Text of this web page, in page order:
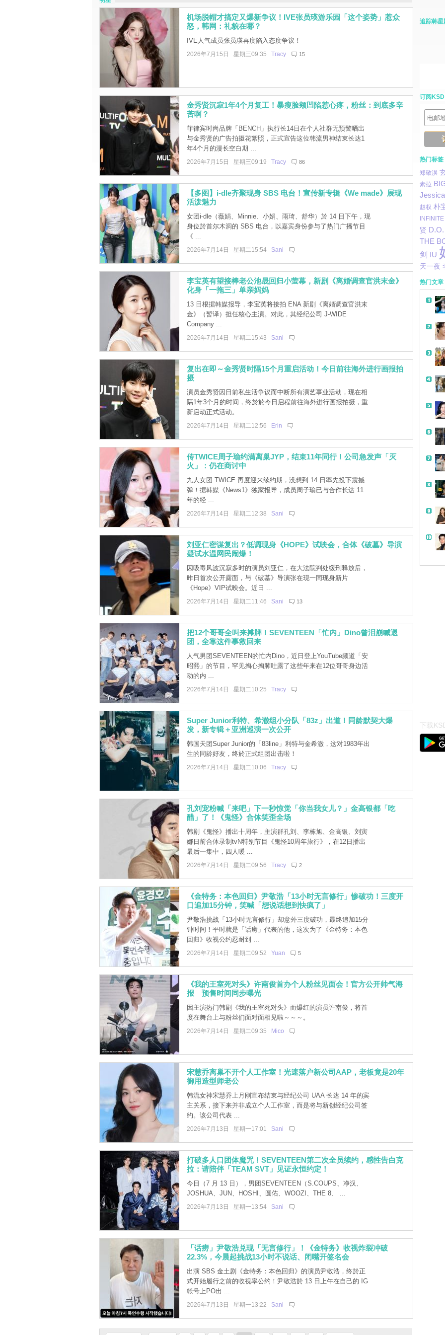
机场脱帽才搞定又爆新争议！IVE张员瑛游乐园「这个姿势」惹众
怒，韩网：礼貌在哪？
IVE人气成员张员瑛再度陷入态度争议！
2026年7月15日 星期三09:35 Tracy 15
金秀贤沉寂1年4个月复工！暴瘦脸颊凹陷惹心疼，粉丝：到底多辛
苦啊？
菲律宾时尚品牌「BENCH」执行长14日在个人社群无预警晒出
与金秀贤的广告拍摄花絮照，正式宣告这位韩流男神结束长达1
年4个月的漫长空白期 ...
2026年7月15日 星期三09:19 Tracy 86
【多图】i-dle齐聚现身 SBS 电台！宣传新专辑《We made》展现
活泼魅力
女团i-dle（薇娟、Minnie、小娟、雨琦、舒华）於 14 日下午，现
身位於首尔木洞的 SBS 电台，以嘉宾身份参与了热门广播节目
《 ...
2026年7月14日 星期二15:54 Sani
李宝英有望接棒老公池晟回归小萤幕，新剧《离婚调查官洪末金》
化身「一拖三」单亲妈妈
13 日根据韩媒报导，李宝英将接拍 ENA 新剧《离婚调查官洪末
金》（暂译）担任核心主演。对此，其经纪公司 J-WIDE
Company ...
2026年7月14日 星期二15:43 Sani
复出在即～金秀贤时隔15个月重启活动！今日前往海外进行画报拍
摄
演员金秀贤因日前私生活争议而中断所有演艺事业活动，现在相
隔1年3个月的时间，终於於今日启程前往海外进行画报拍摄，重
新启动正式活动。
2026年7月14日 星期二12:56 Erin
传TWICE周子瑜约满离巢JYP，结束11年同行！公司急发声「灭
火」：仍在商讨中
九人女团 TWICE 再度迎来续约期，没想到 14 日率先投下震撼
弹！据韩媒《News1》独家报导，成员周子瑜已与合作长达 11
年的经 ...
2026年7月14日 星期二12:38 Sani
刘亚仁密谋复出？低调现身《HOPE》试映会，合体《破墓》导演
疑试水温网民闹爆！
因吸毒风波沉寂多时的演员刘亚仁，在大法院判处缓刑释放后，
昨日首次公开露面，与《破墓》导演张在现一同现身新片
《Hope》VIP试映会。近日 ...
2026年7月14日 星期二11:46 Sani 13
把12个哥哥全叫来摊牌！SEVENTEEN「忙内」Dino曾泪崩喊退
团，全靠这件事救回来
人气男团SEVENTEEN的忙内Dino，近日登上YouTube频道「安
昭熙」的节目，罕见掏心掏肺吐露了这些年来在12位哥哥身边活
动的内 ...
2026年7月14日 星期二10:25 Tracy
Super Junior利特、希澈组小分队「83z」出道！同龄默契大爆
发，新专辑＋亚洲巡演一次公开
韩国天团Super Junior的「83line」利特与金希澈，这对1983年出
生的同龄好友，终於正式组团出击啦！
2026年7月14日 星期二10:06 Tracy
孔刘宠粉喊「来吧」下一秒惊觉「你当我女儿？」金高银都「吃
醋」了！《鬼怪》合体笑歪全场
韩剧《鬼怪》播出十周年，主演群孔刘、李栋旭、金高银、刘寅
娜日前合体录制tvN特别节目《鬼怪10周年旅行》，在12日播出
最后一集中，四人暖 ...
2026年7月14日 星期二09:56 Tracy 2
《金特务：本色回归》尹敬浩「13小时无言修行」惨破功！三度开
口追加15分钟，笑喊「想说话想到快疯了」
尹敬浩挑战「13小时无言修行」却意外三度破功，最终追加15分
钟时间！平时就是「话痨」代表的他，这次为了《金特务：本色
回归》收视公约忍耐到 ...
2026年7月14日 星期二09:52 Yuan 5
《我的王室死对头》许南俊首办个人粉丝见面会！官方公开帅气海
报 预售时间同步曝光
因主演热门韩剧《我的王室死对头》而爆红的演员许南俊，将首
度在舞台上与粉丝们面对面相见啦～～～。
2026年7月14日 星期二09:35 Mico
宋慧乔离巢不开个人工作室！光速落户新公司AAP，老板竟是20年
御用造型师老公
韩流女神宋慧乔上月刚宣布结束与经纪公司 UAA 长达 14 年的宾
主关系，接下来并非成立个人工作室，而是将与新创经纪公司签
约。该公司代表 ...
2026年7月13日 星期一17:01 Sani
打破多人口团体魔咒！SEVENTEEN第二次全员续约，感性告白克
拉：请陪伴「TEAM SVT」见证永恒约定！
今日（7 月 13 日），男团SEVENTEEN（S.COUPS、净汉、
JOSHUA、JUN、HOSHI、圆佑、WOOZI、THE 8、 ...
2026年7月13日 星期一13:54 Sani
「话痨」尹敬浩兑现「无言修行」！《金特务》收视炸裂冲破
22.3%，今晨起挑战13小时不说话、闭嘴开签名会
出演 SBS 金土剧《金特务：本色回归》的演员尹敬浩，终於正
式开始履行之前的收视率公约！尹敬浩於 13 日上午在自己的 IG
帐号上PO出 ...
2026年7月13日 星期一13:22 Sani
追踪韩星
订阅KSD
热门标签
郑敬淏
素拉
Jessica
赵权 朴
INFINITE
贤 D.O.
THE
剑 IU
天一夜
热门文章
带
下载